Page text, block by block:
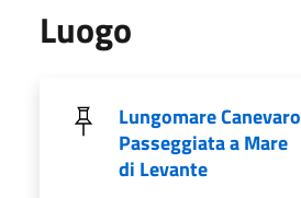
Luogo
Lungomare Canevaro
Passeggiata a Mare
di Levante